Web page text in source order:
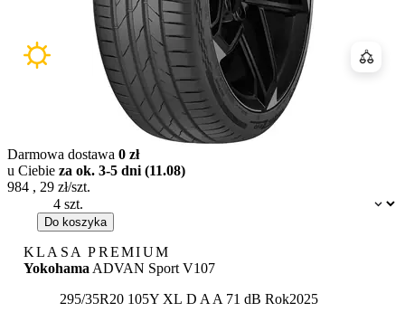
Dostępność:
Darmowa dostawa 0 zł
u Ciebie za ok. 3-5 dni (11.08)
984 , 29 zł/szt.
Do koszyka
KLASA PREMIUM
Yokohama ADVAN Sport V107
295/35R20 105Y XL Etykieta:
D A A 71 dB Rok2025